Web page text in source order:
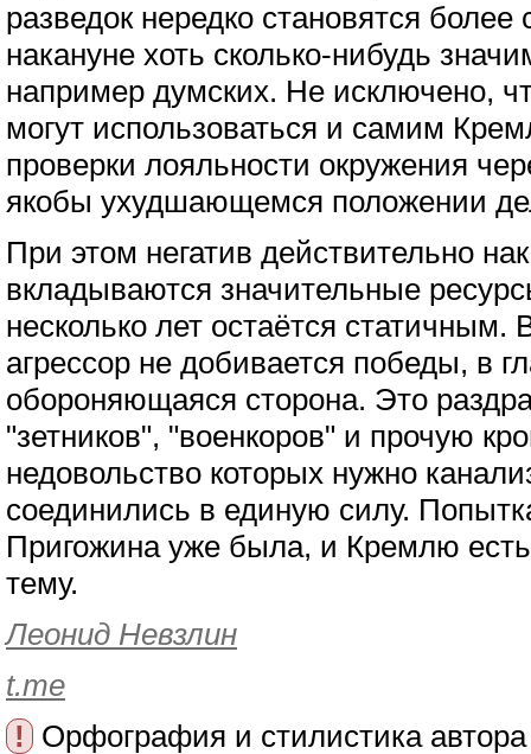
разведок нередко становятся
накануне хоть сколько-нибудь
например думских. Не исключено,
могут использоваться и самим
проверки лояльности окружения
якобы ухудшающемся положении
При этом негатив действительно
вкладываются значительные
несколько лет остаётся статичным.
агрессор не добивается победы, в
обороняющаяся сторона. Это
"зетников", "военкоров" и прочую
недовольство которых нужно
соединились в единую силу.
Пригожина уже была, и Кремлю
тему.
Леонид Невзлин
t.me
!
Орфография и стилистика